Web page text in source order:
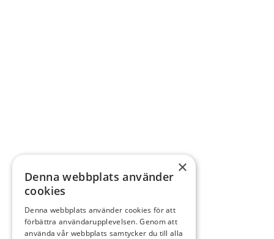
×
Denna webbplats använder
cookies
Denna webbplats använder cookies för att
förbättra användarupplevelsen. Genom att
använda vår webbplats samtycker du till alla